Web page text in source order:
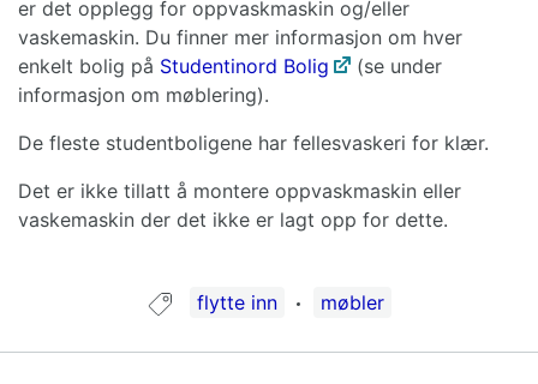
er det opplegg for oppvaskmaskin og/eller
vaskemaskin. Du finner mer informasjon om hver
enkelt bolig på Studentinord Bolig
(se under
informasjon om møblering).
De fleste studentboligene har fellesvaskeri for klær.
Det er ikke tillatt å montere oppvaskmaskin eller
vaskemaskin der det ikke er lagt opp for dette.
Guide tagget med:
flytte inn møbler